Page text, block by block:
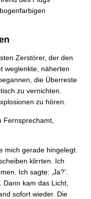
Zerstörer, der den
weglenkte, näherten
die Überreste
zu vernichten.
zu hören.
Fernsprechamt,
mich gerade hingelegt.
klirrten. Ich
Ich sagte: ‚Ja?‘.
Dann kam das Licht,
sofort wieder. Die